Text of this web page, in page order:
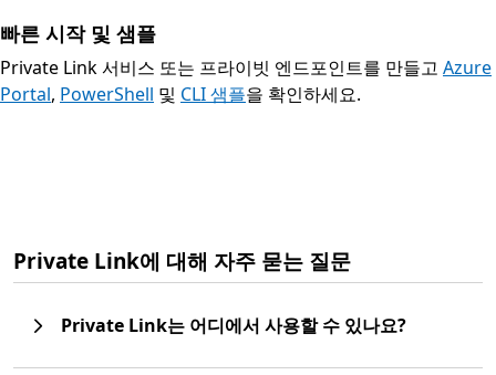
빠른 시작 및 샘플
Private Link 서비스 또는 프라이빗 엔드포인트를 만들고 Azure
Portal, PowerShell 및 CLI 샘플을 확인하세요.
Private Link에 대해 자주 묻는 질문
Private Link는 어디에서 사용할 수 있나요?